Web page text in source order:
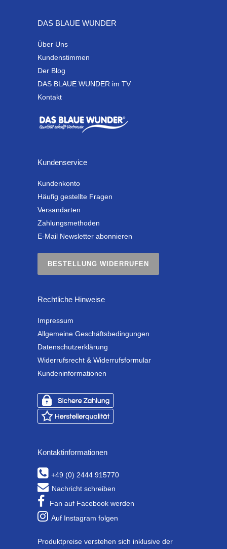
DAS BLAUE WUNDER
Über Uns
Kundenstimmen
Der Blog
DAS BLAUE WUNDER im TV
Kontakt
Kundenservice
Kundenkonto
Häufig gestellte Fragen
Versandarten
Zahlungsmethoden
E-Mail Newsletter abonnieren
BESTELLUNG WIDERRUFEN
Rechtliche Hinweise
Impressum
Allgemeine Geschäftsbedingungen
Datenschutzerklärung
Widerrufsrecht & Widerrufsformular
Kundeninformationen
Kontaktinformationen
+49 (0) 2444 915770
Nachricht schreiben
Fan auf Facebook werden
Auf Instagram folgen
Produktpreise verstehen sich inklusive der